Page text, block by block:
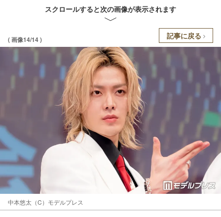
スクロールすると次の画像が表示されます
( 画像14/14 ) 記事に戻る
中本悠太（C）モデルプレス